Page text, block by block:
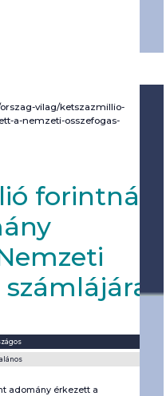
vilag/ketszazmillio-
a-nemzeti-osszefogas-
forintnál
számlájára
adomány érkezett a